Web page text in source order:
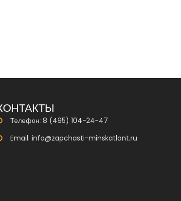
Телефон: 8 (495) 104-24-47
Email: info@zapchasti-minskatlant.ru